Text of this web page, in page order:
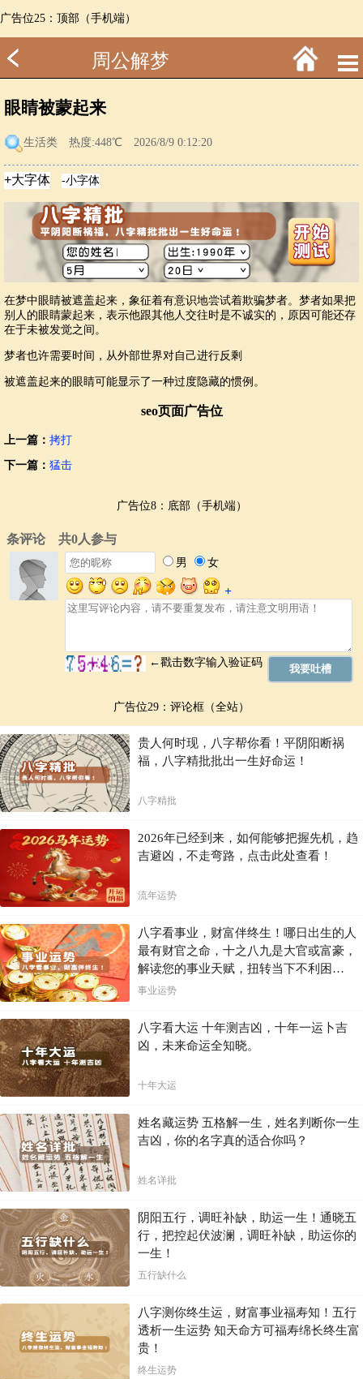
广告位25：顶部（手机端）
周公解梦
眼睛被蒙起来
生活类 热度:448℃ 2026/8/9 0:12:20
在梦中眼睛被遮盖起来，象征着有意识地尝试着欺骗梦者。梦者如果把
别人的眼睛蒙起来，表示他跟其他人交往时是不诚实的，原因可能还存
在于未被发觉之间。
梦者也许需要时间，从外部世界对自己进行反剩
被遮盖起来的眼睛可能显示了一种过度隐藏的惯例。
seo页面广告位
上一篇： 拷打
下一篇： 猛击
广告位8：底部（手机端）
广告位29：评论框（全站）
贵人何时现，八字帮你看！平阴阳断祸
福，八字精批批出一生好命运！
八字精批
2026年已经到来，如何能够把握先机，趋
吉避凶，不走弯路，点击此处查看！
流年运势
八字看事业，财富伴终生！哪日出生的人
最有财官之命，十之八九是大官或富豪，
解读您的事业天赋，扭转当下不利困
局！！
事业运势
八字看大运 十年测吉凶，十年一运卜吉
凶，未来命运全知晓。
十年大运
姓名藏运势 五格解一生，姓名判断你一生
吉凶，你的名字真的适合你吗？
姓名详批
阴阳五行，调旺补缺，助运一生！通晓五
行，把控起伏波澜，调旺补缺，助运你的
一生！
五行缺什么
八字测你终生运，财富事业福寿知！五行
透析一生运势 知天命方可福寿绵长终生富
贵！
终生运势